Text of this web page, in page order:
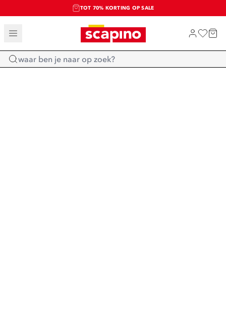
TOT 70% KORTING OP SALE
SALE: LAATSTE KANS!
SHOP NIEUW
Home